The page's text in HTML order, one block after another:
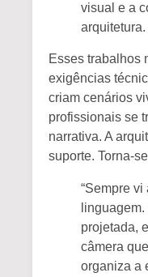
visual e a
arquitetura.
Esses trabalhos
exigências
criam cenários
profissionais se
narrativa. A
suporte. Torna-
“Sempre
projetada,
câmera
organiza a